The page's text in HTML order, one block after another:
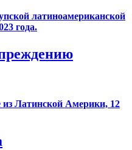
латиноамериканской
года.
Латинской Америки, 12